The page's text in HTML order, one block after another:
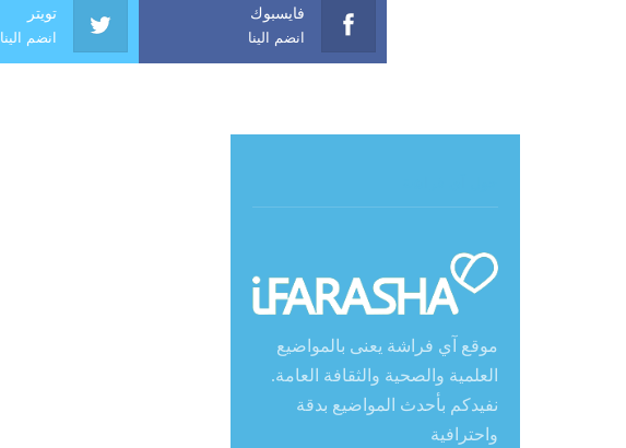
فايسبوك
انضم الينا
تويتر
انضم الينا
موقع آي فراشة يعنى بالمواضيع
العلمية والصحية والثقافة العامة.
نفيدكم بأحدث المواضيع بدقة
واحترافية